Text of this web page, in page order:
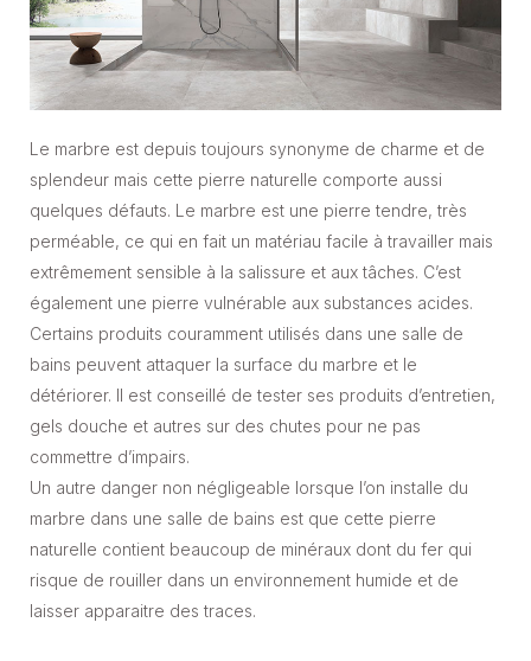
Le marbre est depuis toujours synonyme de charme et de
splendeur mais cette pierre naturelle comporte aussi
quelques défauts. Le marbre est une pierre tendre, très
perméable, ce qui en fait un matériau facile à travailler mais
extrêmement sensible à la salissure et aux tâches. C’est
également une pierre vulnérable aux substances acides.
Certains produits couramment utilisés dans une salle de
bains peuvent attaquer la surface du marbre et le
détériorer. Il est conseillé de tester ses produits d’entretien,
gels douche et autres sur des chutes pour ne pas
commettre d’impairs.
Un autre danger non négligeable lorsque l’on installe du
marbre dans une salle de bains est que cette pierre
naturelle contient beaucoup de minéraux dont du fer qui
risque de rouiller dans un environnement humide et de
laisser apparaitre des traces.